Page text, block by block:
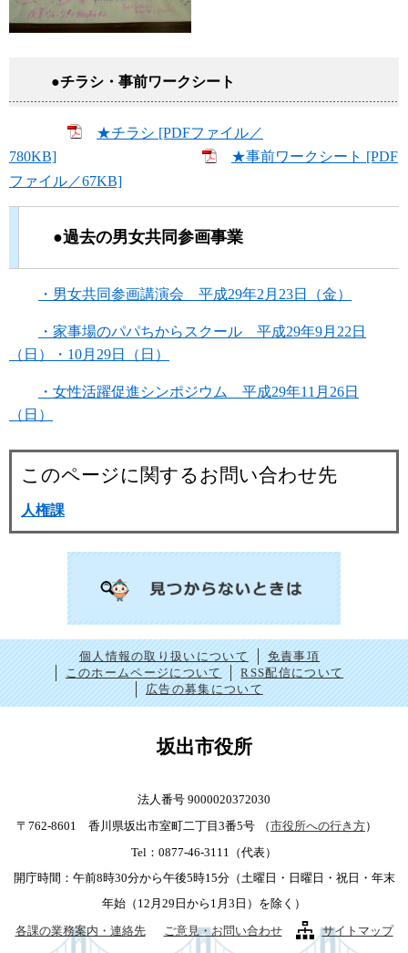
●チラシ・事前ワークシート
★チラシ [PDFファイル／
780KB]
★事前ワークシート [PDF
ファイル／67KB]
●過去の男女共同参画事業
・男女共同参画講演会 平成29年2月23日（金）
・家事場のパパちからスクール 平成29年9月22日
（日）・10月29日（日）
・女性活躍促進シンポジウム 平成29年11月26日
（日）
このページに関するお問い合わせ先
人権課
個人情報の取り扱いについて
免責事項
このホームページについて
RSS配信について
広告の募集について
坂出市役所
法人番号 9000020372030
〒762-8601 香川県坂出市室町二丁目3番5号
（市役所への行き方）
Tel：0877-46-3111（代表）
開庁時間：午前8時30分から午後5時15分（土曜日・日曜日・祝日・年末
年始（12月29日から1月3日）を除く）
各課の業務案内・連絡先
ご意見・お問い合わせ サイトマップ